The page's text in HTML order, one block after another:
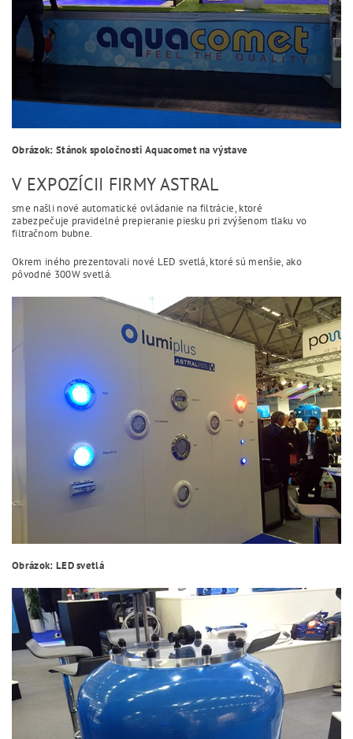
Obrázok: Stánok spoločnosti Aquacomet na výstave
V EXPOZÍCII FIRMY ASTRAL
sme našli nové automatické ovládanie na filtrácie, ktoré
zabezpečuje pravidelné prepieranie piesku pri zvýšenom tlaku vo
filtračnom bubne.
Okrem iného prezentovali nové LED svetlá, ktoré sú menšie, ako
pôvodné 300W svetlá.
Obrázok: LED svetlá